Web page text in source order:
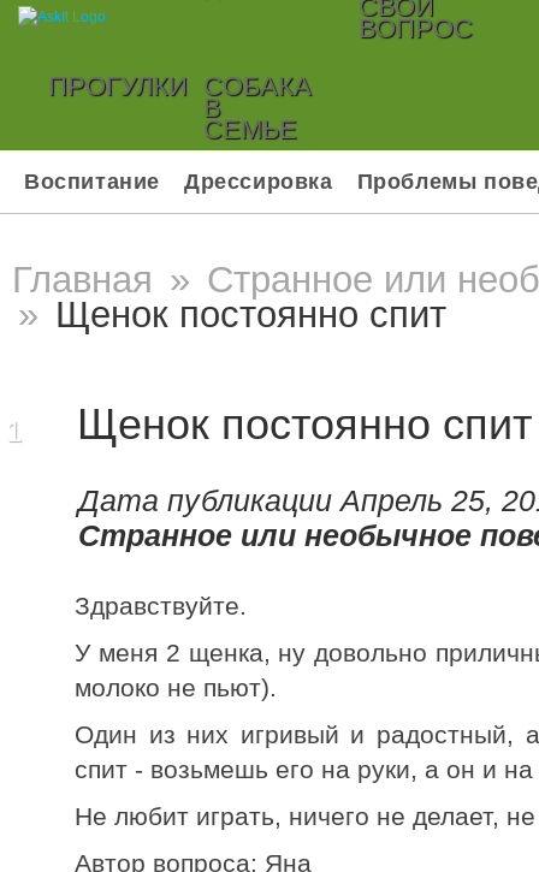
СВОЙ
ВОПРОС
ПРОГУЛКИ СОБАКА
В
СЕМЬЕ
Воспитание Дрессировка Проблемы
Главная » Странное или
» Щенок постоянно спит
1 Щенок постоянно спит
Дата публикации Апрель 25,
Странное или необычное
Здравствуйте.
У меня 2 щенка, ну довольно
молоко не пьют).
Один из них игривый и радостный,
спит - возьмешь его на руки, а он и на
Не любит играть, ничего не делает,
Автор вопроса: Яна